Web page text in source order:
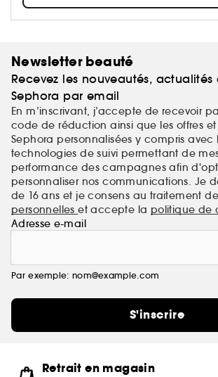
Newsletter beauté
Recevez les nouveautés, actualités
Sephora par email
En m’inscrivant, j’accepte de recevoir
code de réduction ainsi que les offres
Sephora personnalisées y compris avec
technologies de suivi permettant de
performance des campagnes afin
personnaliser nos communications. Je
de 16 ans et je consens au traitement
personnelleset accepte la politique de
Adresse e-mail
Par exemple: nom@example.com
S'inscrire
Retrait en magasin